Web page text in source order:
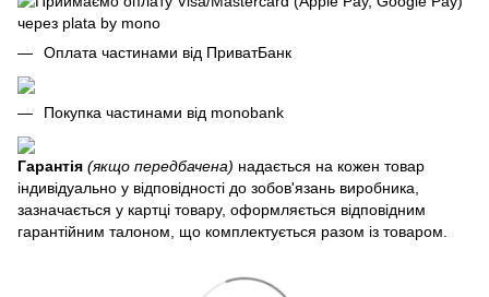
Оплата частинами від ПриватБанк
Покупка частинами від monobank
Гарантія (якщо передбачена) надається на кожен товар
індивідуально у відповідності до зобов'язань виробника,
зазначається у картці товару, оформляється відповідним
гарантійним талоном, що комплектується разом із товаром.